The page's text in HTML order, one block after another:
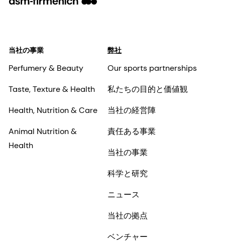
当社の事業
Perfumery & Beauty
Taste, Texture & Health
Health, Nutrition & Care
Animal Nutrition &
Health
弊社
Our sports partnerships
私たちの目的と価値観
当社の経営陣
責任ある事業
当社の事業
科学と研究
ニュース
当社の拠点
ベンチャー